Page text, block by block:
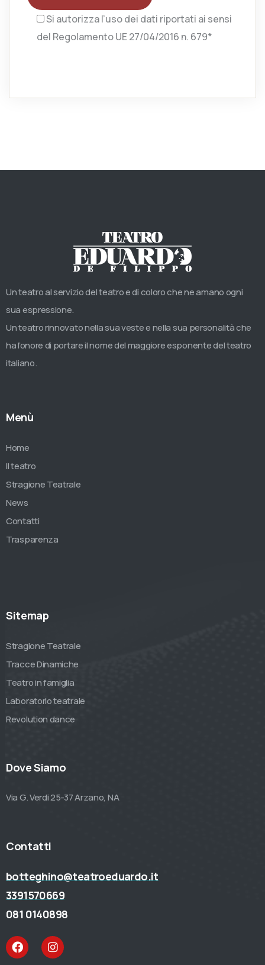
Si autorizza l’uso dei dati riportati ai sensi
del Regolamento UE 27/04/2016 n. 679*
Un teatro al servizio del teatro e di coloro che ne amano ogni
sua espressione.
Un teatro rinnovato nella sua veste e nella sua personalità che
ha l’onore di portare il nome del maggiore esponente del teatro
italiano.
Menù
Home
Il teatro
Stragione Teatrale
News
Contatti
Trasparenza
Sitemap
Stragione Teatrale
Tracce Dinamiche
Teatro in famiglia
Laboratorio teatrale
Revolution dance
Dove Siamo
Via G. Verdi 25-37 Arzano, NA
Contatti
botteghino@teatroeduardo.it
3391570669
081 0140898